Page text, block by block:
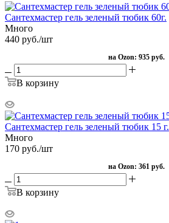
Сантехмастер гель зеленый тюбик 60г.
Много
440 руб./шт
на Ozon: 935 руб.
В корзину
Сантехмастер гель зеленый тюбик 15 г.
Много
170 руб./шт
на Ozon: 361 руб.
В корзину